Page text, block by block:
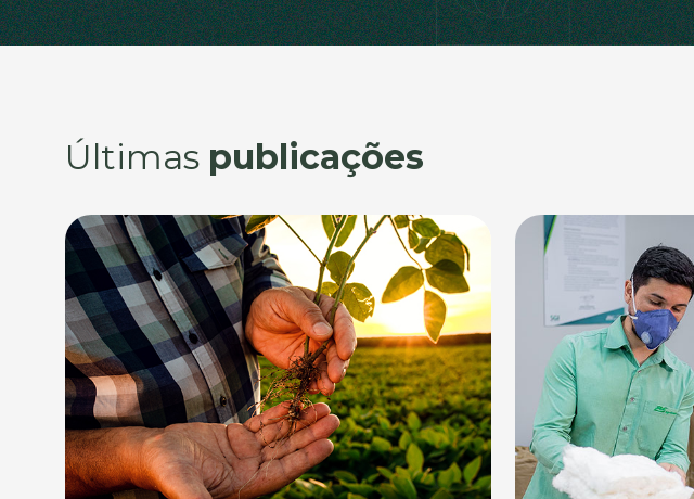
Últimas publicações